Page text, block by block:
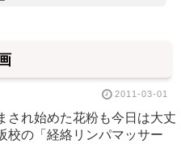
2011-03-01
され始めた花粉も今日は大丈
校の「経絡リンパマッサー